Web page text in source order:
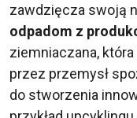
zawdzięcza swoją
odpadom z
ziemniaczana,
przez przemysł
do stworzenia